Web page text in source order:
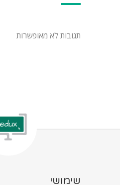
תגובות לא מאופשרות
שימושי